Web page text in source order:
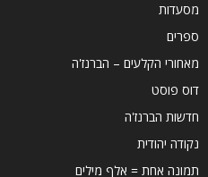
מסעדות
ספרים
מאחורי הקלעים – הברנז'ה
דוס פוסט
חדשות הברנז'ה
נקודה יהודית
תמונה אחת = אלף מילים